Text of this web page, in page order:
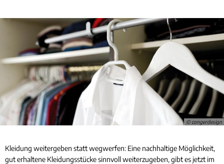
Behindertenbeauftragte
Bürgerbus
Flüchtlingshilfe
Hochwasser- und Starkregenvorsorge
Klimaschutz
Ausschreibungen - Vergaben
Tourist-Information
© congerdesign
Kleidung weitergeben statt wegwerfen: Eine nachhaltige Möglichkeit,
gut erhaltene Kleidungsstücke sinnvoll weiterzugeben, gibt es jetzt im